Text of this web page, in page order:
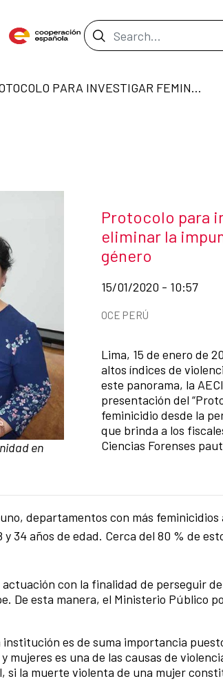
Search Bar
PROTOCOLO PARA INVESTIGAR FEMINICIDIOS AYUDARÁ A ELIMINAR LA IMPUNIDAD EN DELITOS DE VIOLENCIA DE GÉNERO
en
News title
Protocolo para
eliminar la
género
Date of publication of
15/01/2020 - 10:57
News categories
OCE PERÚ
Lima, 15 de enero de
altos índices de
este panorama, la
presentación del
feminicidio desde la
que brinda a los
Ciencias Forenses
departamentos con más feminicidios
34 años de edad. Cerca del 80 % de
con la finalidad de perseguir
De esta manera, el Ministerio Público
es de suma importancia
es una de las causas de
la muerte violenta de una mujer